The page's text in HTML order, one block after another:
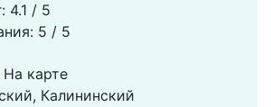
4.1 / 5
5 / 5
На карте
Калининский